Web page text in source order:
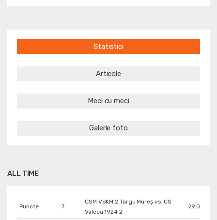
Statistici
Articole
Meci cu meci
Galerie foto
ALL TIME
Puncte 7
CSM VSKM 2 Târgu Mureș vs. CS
Vâlcea 1924 2